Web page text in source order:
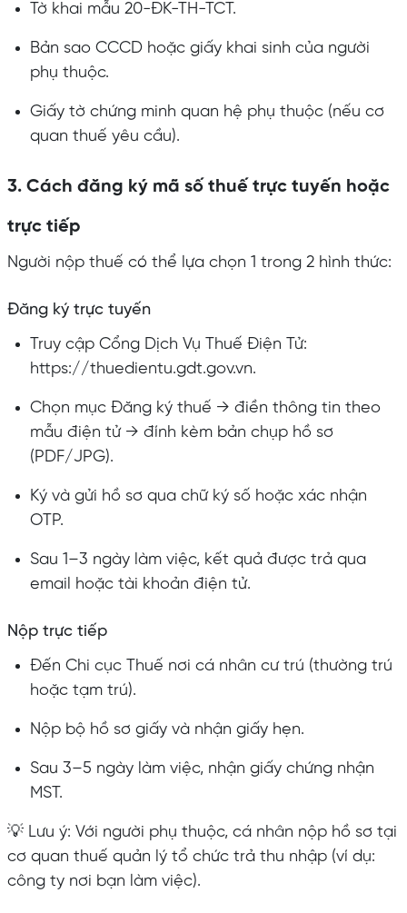
Tờ khai mẫu 20-ĐK-TH-TCT.
Bản sao CCCD hoặc giấy khai sinh của người
phụ thuộc.
Giấy tờ chứng minh quan hệ phụ thuộc (nếu cơ
quan thuế yêu cầu).
3. Cách đăng ký mã số thuế trực tuyến hoặc
trực tiếp
Người nộp thuế có thể lựa chọn 1 trong 2 hình thức:
Đăng ký trực tuyến
Truy cập Cổng Dịch Vụ Thuế Điện Tử:
https://thuedientu.gdt.gov.vn.
Chọn mục Đăng ký thuế → điền thông tin theo
mẫu điện tử → đính kèm bản chụp hồ sơ
(PDF/JPG).
Ký và gửi hồ sơ qua chữ ký số hoặc xác nhận
OTP.
Sau 1–3 ngày làm việc, kết quả được trả qua
email hoặc tài khoản điện tử.
Nộp trực tiếp
Đến Chi cục Thuế nơi cá nhân cư trú (thường trú
hoặc tạm trú).
Nộp bộ hồ sơ giấy và nhận giấy hẹn.
Sau 3–5 ngày làm việc, nhận giấy chứng nhận
MST.
💡 Lưu ý: Với người phụ thuộc, cá nhân nộp hồ sơ tại
cơ quan thuế quản lý tổ chức trả thu nhập (ví dụ:
công ty nơi bạn làm việc).